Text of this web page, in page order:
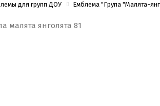
для групп ДОУ Емблема "Група "Малята-